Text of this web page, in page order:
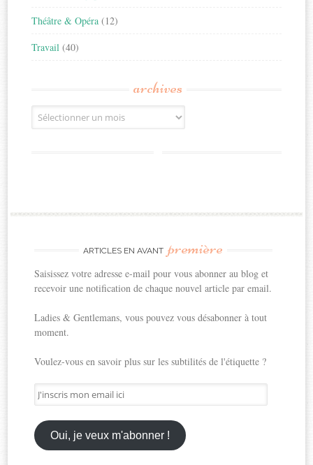
Théâtre & Opéra (12)
Travail (40)
archives
Archives
ARTICLES EN AVANT première
Saisissez votre adresse e-mail pour vous abonner au blog et
recevoir une notification de chaque nouvel article par email.
Ladies & Gentlemans, vous pouvez vous désabonner à tout
moment.
Voulez-vous en savoir plus sur les subtilités de l'étiquette ?
J'inscris
mon
email
ici
Oui, je veux m'abonner !